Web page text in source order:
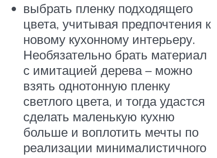
выбрать пленку подходящего
цвета, учитывая предпочтения к
новому кухонному интерьеру.
Необязательно брать материал
с имитацией дерева – можно
взять однотонную пленку
светлого цвета, и тогда удастся
сделать маленькую кухню
больше и воплотить мечты по
реализации минималистичного